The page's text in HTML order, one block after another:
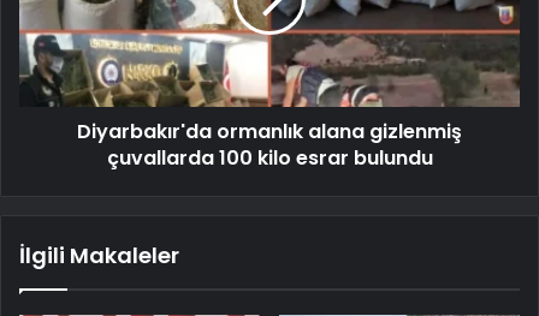
Diyarbakır'da ormanlık alana gizlenmiş
çuvallarda 100 kilo esrar bulundu
İlgili Makaleler